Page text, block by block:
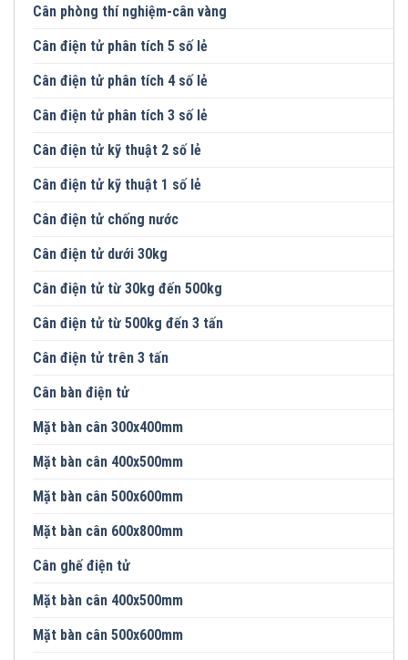
Cân phòng thí nghiệm-cân vàng
Cân điện tử phân tích 5 số lẻ
Cân điện tử phân tích 4 số lẻ
Cân điện tử phân tích 3 số lẻ
Cân điện tử kỹ thuật 2 số lẻ
Cân điện tử kỹ thuật 1 số lẻ
Cân điện tử chống nước
Cân điện tử dưới 30kg
Cân điện tử từ 30kg đến 500kg
Cân điện tử từ 500kg đến 3 tấn
Cân điện tử trên 3 tấn
Cân bàn điện tử
Mặt bàn cân 300x400mm
Mặt bàn cân 400x500mm
Mặt bàn cân 500x600mm
Mặt bàn cân 600x800mm
Cân ghế điện tử
Mặt bàn cân 400x500mm
Mặt bàn cân 500x600mm